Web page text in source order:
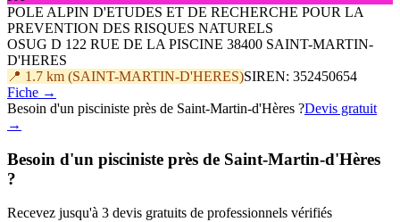
POLE ALPIN D'ETUDES ET DE RECHERCHE POUR LA
PREVENTION DES RISQUES NATURELS
OSUG D 122 RUE DE LA PISCINE 38400 SAINT-MARTIN-
D'HERES
📍 1.7 km (SAINT-MARTIN-D'HERES)SIREN: 352450654
Fiche →
Besoin d'un pisciniste près de Saint-Martin-d'Hères ?Devis gratuit
→
Besoin d'un pisciniste près de Saint-Martin-d'Hères
?
Recevez jusqu'à 3 devis gratuits de professionnels vérifiés